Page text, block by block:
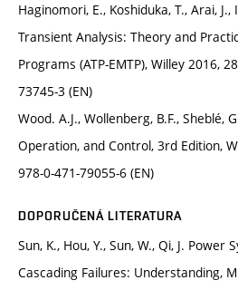
Haginomori, E., Koshiduka, T., Arai,
Transient Analysis: Theory and
Programs (ATP-EMTP), Willey 2016,
73745-3 (EN)
Wood. A.J., Wollenberg, B.F., Sheblé,
Operation, and Control, 3rd Edition,
978-0-471-79055-6 (EN)
DOPORUČENÁ LITERATURA
Sun, K., Hou, Y., Sun, W., Qi, J.
Cascading Failures: Understanding,